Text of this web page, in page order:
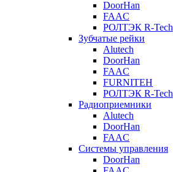
DoorHan
FAAC
РОЛТЭК R-Tech
Зубчатые рейки
Alutech
DoorHan
FAAC
FURNITEH
РОЛТЭК R-Tech
Радиоприемники
Alutech
DoorHan
FAAC
Системы управления
DoorHan